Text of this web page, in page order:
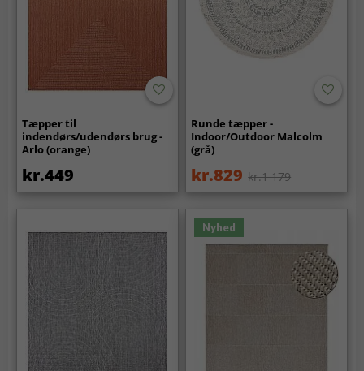
Tæpper til
indendørs/udendørs brug -
Arlo (orange)
kr.449
Runde tæpper -
Indoor/Outdoor Malcolm
(grå)
kr.829 kr.1 179
Nyhed